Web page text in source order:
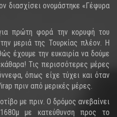
διασχίσει ονομάστηκε «Γέφυρα
πρώτη φορά την κορυφή του
μεριά της Τουρκίας πλέον. Η
έχουμε την ευκαιρία να δούμε
Τις περισσότερες μέρες
όπως είχε τύχει και όταν
πριν από μερικές μέρες.
με πριν. Ο δρόμος ανεβαίνει
με κατεύθυνση προς το